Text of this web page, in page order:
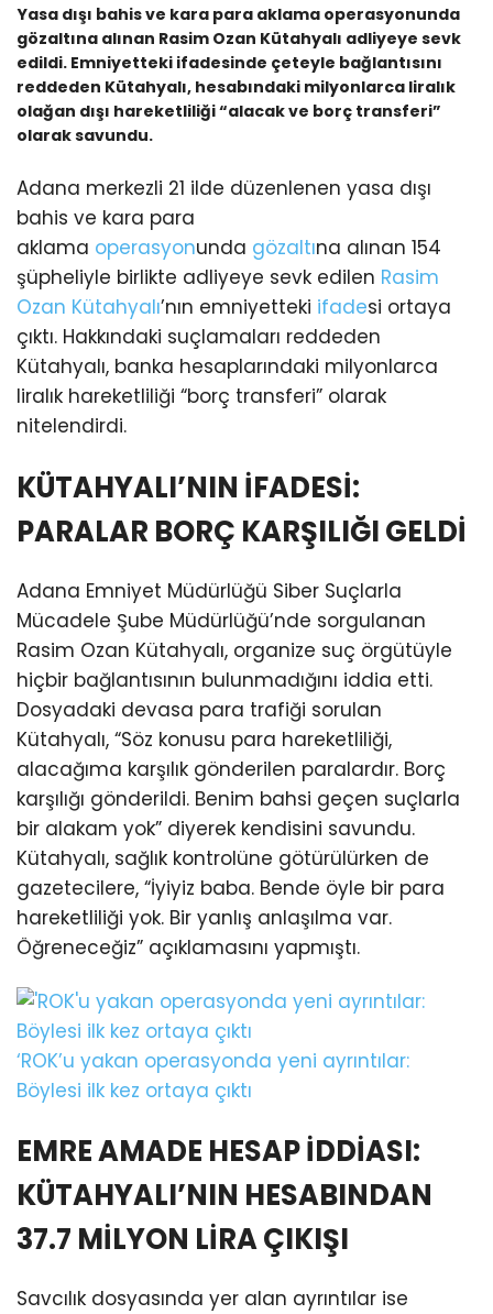
Yasa dışı bahis ve kara para aklama operasyonunda
gözaltına alınan Rasim Ozan Kütahyalı adliyeye sevk
edildi. Emniyetteki ifadesinde çeteyle bağlantısını
reddeden Kütahyalı, hesabındaki milyonlarca liralık
olağan dışı hareketliliği “alacak ve borç transferi”
olarak savundu.
Adana merkezli 21 ilde düzenlenen yasa dışı
bahis ve kara para
aklama operasyonunda gözaltına alınan 154
şüpheliyle birlikte adliyeye sevk edilen Rasim
Ozan Kütahyalı’nın emniyetteki ifadesi ortaya
çıktı. Hakkındaki suçlamaları reddeden
Kütahyalı, banka hesaplarındaki milyonlarca
liralık hareketliliği “borç transferi” olarak
nitelendirdi.
KÜTAHYALI’NIN İFADESİ:
PARALAR BORÇ KARŞILIĞI GELDİ
Adana Emniyet Müdürlüğü Siber Suçlarla
Mücadele Şube Müdürlüğü’nde sorgulanan
Rasim Ozan Kütahyalı, organize suç örgütüyle
hiçbir bağlantısının bulunmadığını iddia etti.
Dosyadaki devasa para trafiği sorulan
Kütahyalı, “Söz konusu para hareketliliği,
alacağıma karşılık gönderilen paralardır. Borç
karşılığı gönderildi. Benim bahsi geçen suçlarla
bir alakam yok” diyerek kendisini savundu.
Kütahyalı, sağlık kontrolüne götürülürken de
gazetecilere, “İyiyiz baba. Bende öyle bir para
hareketliliği yok. Bir yanlış anlaşılma var.
Öğreneceğiz” açıklamasını yapmıştı.
‘ROK’u yakan operasyonda yeni ayrıntılar:
Böylesi ilk kez ortaya çıktı
EMRE AMADE HESAP İDDİASI:
KÜTAHYALI’NIN HESABINDAN
37.7 MİLYON LİRA ÇIKIŞI
Savcılık dosyasında yer alan ayrıntılar ise